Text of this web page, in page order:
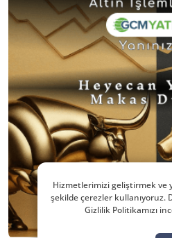
Hizmetlerimizi geliştirmek ve
şekilde çerezler kullanıyoruz.
Gizlilik Politikamızı